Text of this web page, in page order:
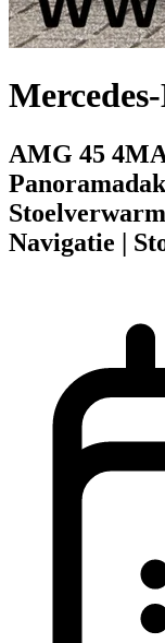
AMG 45
Navigatie |